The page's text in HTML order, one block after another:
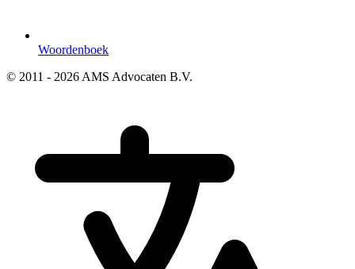
Woordenboek
© 2011 - 2026 AMS Advocaten B.V.